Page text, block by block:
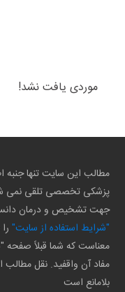
موردی یافت نشد!
مطالب این سایت تنها
پزشکی تخصصی تلقی نمی
جهت تشخیص و درمان
"شرایط استفاده از سایت"
معناست که شما قبلاً صفحه
مفاد آن واقفید. نقل مطالب
بلامانع است